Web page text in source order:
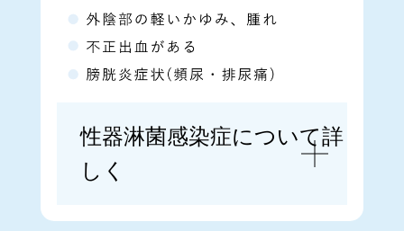
性器淋菌感染症について詳
しく